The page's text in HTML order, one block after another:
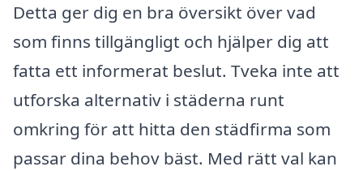
Detta ger dig en bra översikt över vad
som finns tillgängligt och hjälper dig att
fatta ett informerat beslut. Tveka inte att
utforska alternativ i städerna runt
omkring för att hitta den städfirma som
passar dina behov bäst. Med rätt val kan